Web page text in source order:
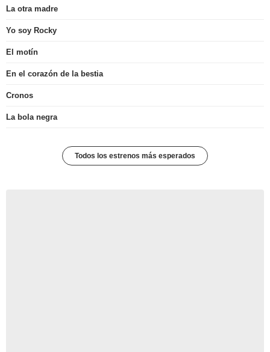
La otra madre
Yo soy Rocky
El motín
En el corazón de la bestia
Cronos
La bola negra
Todos los estrenos más esperados